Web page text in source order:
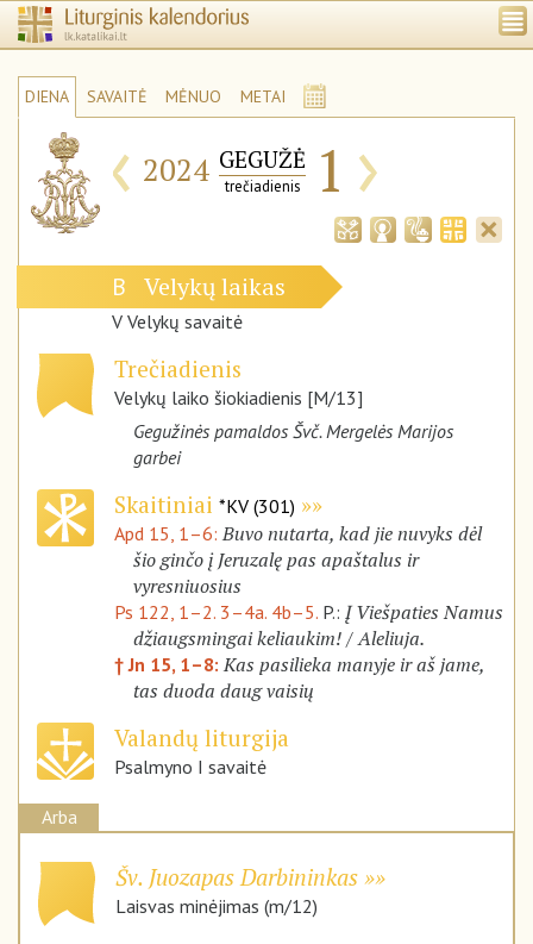
DIENA SAVAITĖ MĖNUO METAI
‹ 2024 GEGUŽĖ
trečiadienis 1 ›
B Velykų laikas
V Velykų savaitė
Trečiadienis
Velykų laiko šiokiadienis [M/13]
Gegužinės pamaldos Švč. Mergelės Marijos
garbei
Skaitiniai *KV (301)
Apd 15, 1–6:Buvo nutarta, kad jie nuvyks dėl
šio ginčo į Jeruzalę pas apaštalus ir
vyresniuosius
Ps 122, 1–2. 3–4a. 4b–5. P.: Į Viešpaties Namus
džiaugsmingai keliaukim! / Aleliuja.
† Jn 15, 1–8:Kas pasilieka manyje ir aš jame,
tas duoda daug vaisių
Valandų liturgija
Psalmyno I savaitė
Arba
Šv. Juozapas Darbininkas
Laisvas minėjimas (m/12)